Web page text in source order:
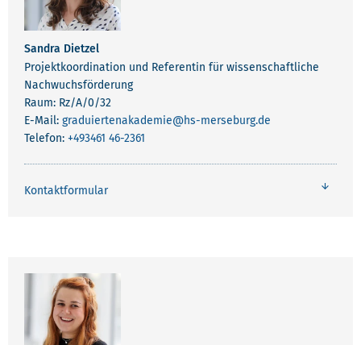
Sandra Dietzel
Projektkoordination und Referentin für wissenschaftliche
Nachwuchsförderung
Raum: Rz/A/0/32
E-Mail: graduiertenakademie@hs-merseburg.de
Telefon: +493461 46-2361
Kontaktformular